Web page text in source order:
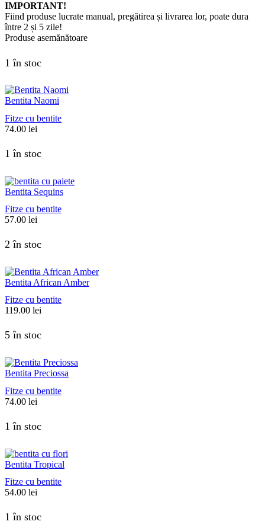
IMPORTANT!
Fiind produse lucrate manual, pregătirea și livrarea lor, poate dura
între 2 și 5 zile!
Produse asemănătoare
1 în stoc
Bentita Naomi
Fitze cu bentite
74.00 lei
1 în stoc
Bentita Sequins
Fitze cu bentite
57.00 lei
2 în stoc
Bentita African Amber
Fitze cu bentite
119.00 lei
5 în stoc
Bentita Preciossa
Fitze cu bentite
74.00 lei
1 în stoc
Bentita Tropical
Fitze cu bentite
54.00 lei
1 în stoc